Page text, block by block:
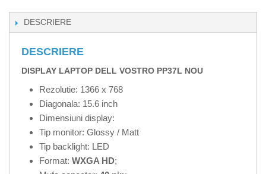
DESCRIERE
DESCRIERE
DISPLAY LAPTOP DELL VOSTRO PP37L NOU
Rezolutie: 1366 x 768
Diagonala: 15.6 inch
Dimensiuni display:
Tip monitor: Glossy / Matt
Tip backlight: LED
Format: WXGA HD;